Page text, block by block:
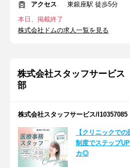
アクセス
東銀座駅 徒歩5分
本日、掲載終了
株式会社ドムの求人一覧を見る
株式会社スタッフサービ
部
株式会社スタッフサービス/I10357085
【クリニックで
制度でステップ
カ◎